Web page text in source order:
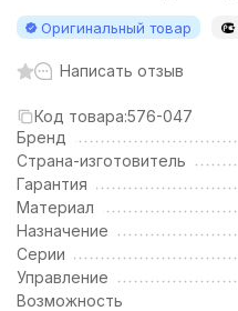
Оригинальный товар
Написать отзыв
Код товара:576-047
Бренд
Страна-изготовитель
Гарантия
Материал
Назначение
Серии
Управление
Возможность